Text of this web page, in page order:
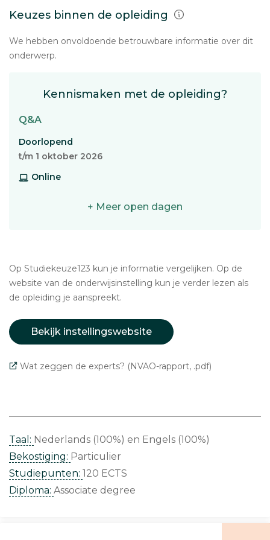
Keuzes binnen de opleiding
We hebben onvoldoende betrouwbare informatie over dit
onderwerp.
Kennismaken met de opleiding?
Q&A
Doorlopend
t/m 1 oktober 2026
Online
+ Meer open dagen
Op Studiekeuze123 kun je informatie vergelijken. Op de
website van de onderwijsinstelling kun je verder lezen als
de opleiding je aanspreekt.
Bekijk instellingswebsite
Wat zeggen de experts? (NVAO-rapport, .pdf)
Taal: Nederlands (100%)
Engels (100%)
Bekostiging: Particulier
Studiepunten: 120 ECTS
Diploma: Associate degree